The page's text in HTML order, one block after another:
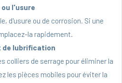
l'usure
d'usure ou de corrosion. Si une
la rapidement.
de lubrification
colliers de serrage pour éliminer la
les pièces mobiles pour éviter la